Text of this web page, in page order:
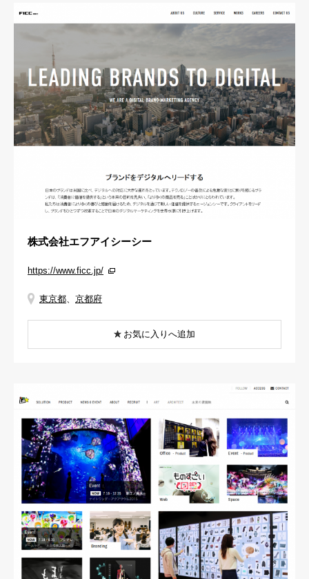
株式会社エフアイシーシー
https://www.ficc.jp/
東京都、 京都府
お気に入りへ追加